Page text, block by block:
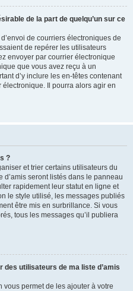
de la part de quelqu’un sur ce
de courriers électroniques de
de repérer les utilisateurs
envoyer par courrier électronique
que vous avez reçu à un
d’y inclure les en-têtes contenant
électronique. Il pourra alors agir en
?
et trier certains utilisateurs du
d’amis seront listés dans le panneau
rapidement leur statut en ligne et
le style utilisé, les messages publiés
être mis en surbrillance. Si vous
tous les messages qu’il publiera
utilisateurs de ma liste d’amis
vous permet de les ajouter à votre